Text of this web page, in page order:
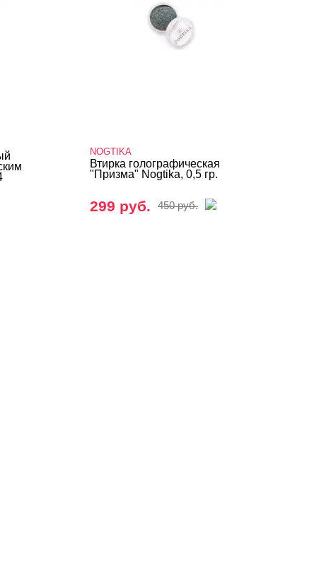
NOGTIKA
Втирка голографическая
"Призма" Nogtika, 0,5 гр.
299 руб. 450 руб.